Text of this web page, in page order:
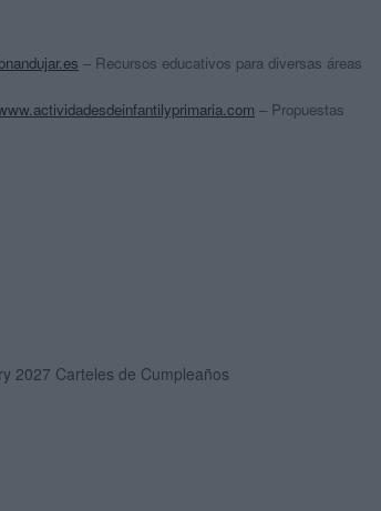
– Recursos educativos para diversas áreas
– Propuestas
2027 Carteles de Cumpleaños